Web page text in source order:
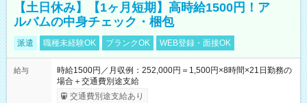
【土日休み】【1ヶ月短期】高時給1500円！ア
ルバムの中身チェック・梱包
派遣 職種未経験OK ブランクOK WEB登録・面接OK
給与
時給1500円／月収例：252,000円＝1,500円×8時間×21日勤務の
場合＋交通費別途支給
交通費別途支給あり